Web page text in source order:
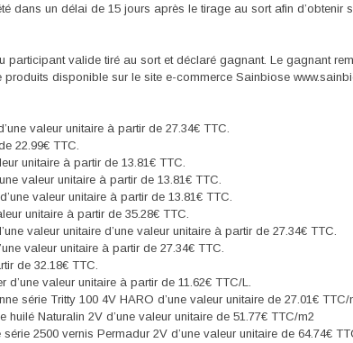
dans un délai de 15 jours après le tirage au sort afin
valide tiré au sort et déclaré gagnant. Le gagnant
disponible sur le site e-commerce Sainbiose
valeur unitaire à partir de 27.34€ TTC.
22.99€ TTC.
unitaire à partir de 13.81€ TTC.
valeur unitaire à partir de 13.81€ TTC.
valeur unitaire à partir de 13.81€ TTC.
unitaire à partir de 35.28€ TTC.
valeur unitaire d’une valeur unitaire à partir de 27.34€ TTC.
valeur unitaire à partir de 27.34€ TTC.
de 32.18€ TTC.
valeur unitaire à partir de 11.62€ TTC/L.
série Tritty 100 4V HARO d’une valeur unitaire de 27.01€ TTC/
Naturalin 2V d’une valeur unitaire de 51.77€ TTC/m2
2500 vernis Permadur 2V d’une valeur unitaire de 64.74€